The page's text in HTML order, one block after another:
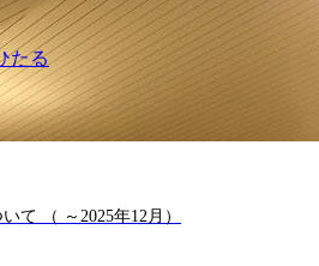
たる
て （ ～2025年12月）